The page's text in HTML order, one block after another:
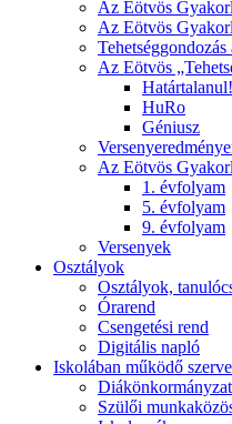
Az Eötvös
Az Eötvös
Az Eötvös
Határtalanul!
HuRo
Géniusz
Az Eötvös
1. évfolyam
5. évfolyam
9. évfolyam
Versenyek
Osztályok
Osztályok,
Órarend
Csengetési rend
Digitális napló
Iskolában működő
Diákönkormányzat
Szülői